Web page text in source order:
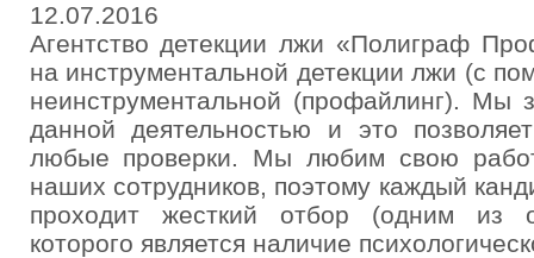
12.07.2016
Агентство детекции лжи «Полиграф
на инструментальной детекции лжи (с
неинструментальной (профайлинг). Мы
данной деятельностью и это
любые проверки. Мы любим свою
наших сотрудников, поэтому каждый
проходит жесткий отбор (одним из
которого является наличие